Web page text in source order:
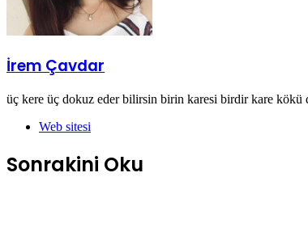
İrem Çavdar
üç kere üç dokuz eder bilirsin birin karesi birdir kare
Web sitesi
Sonrakini Oku